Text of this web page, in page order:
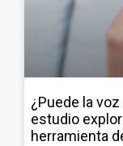
¿Puede la
estudio
herramienta